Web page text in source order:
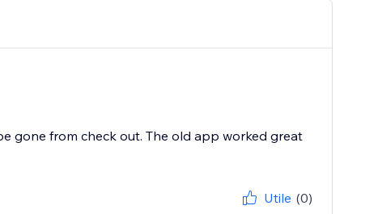
gone from check out. The old app worked great
Utile (0)